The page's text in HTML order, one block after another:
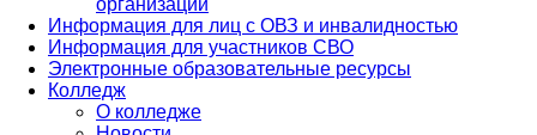
организации
Информация для лиц с ОВЗ и инвалидностью
Информация для участников СВО
Электронные образовательные ресурсы
Колледж
О колледже